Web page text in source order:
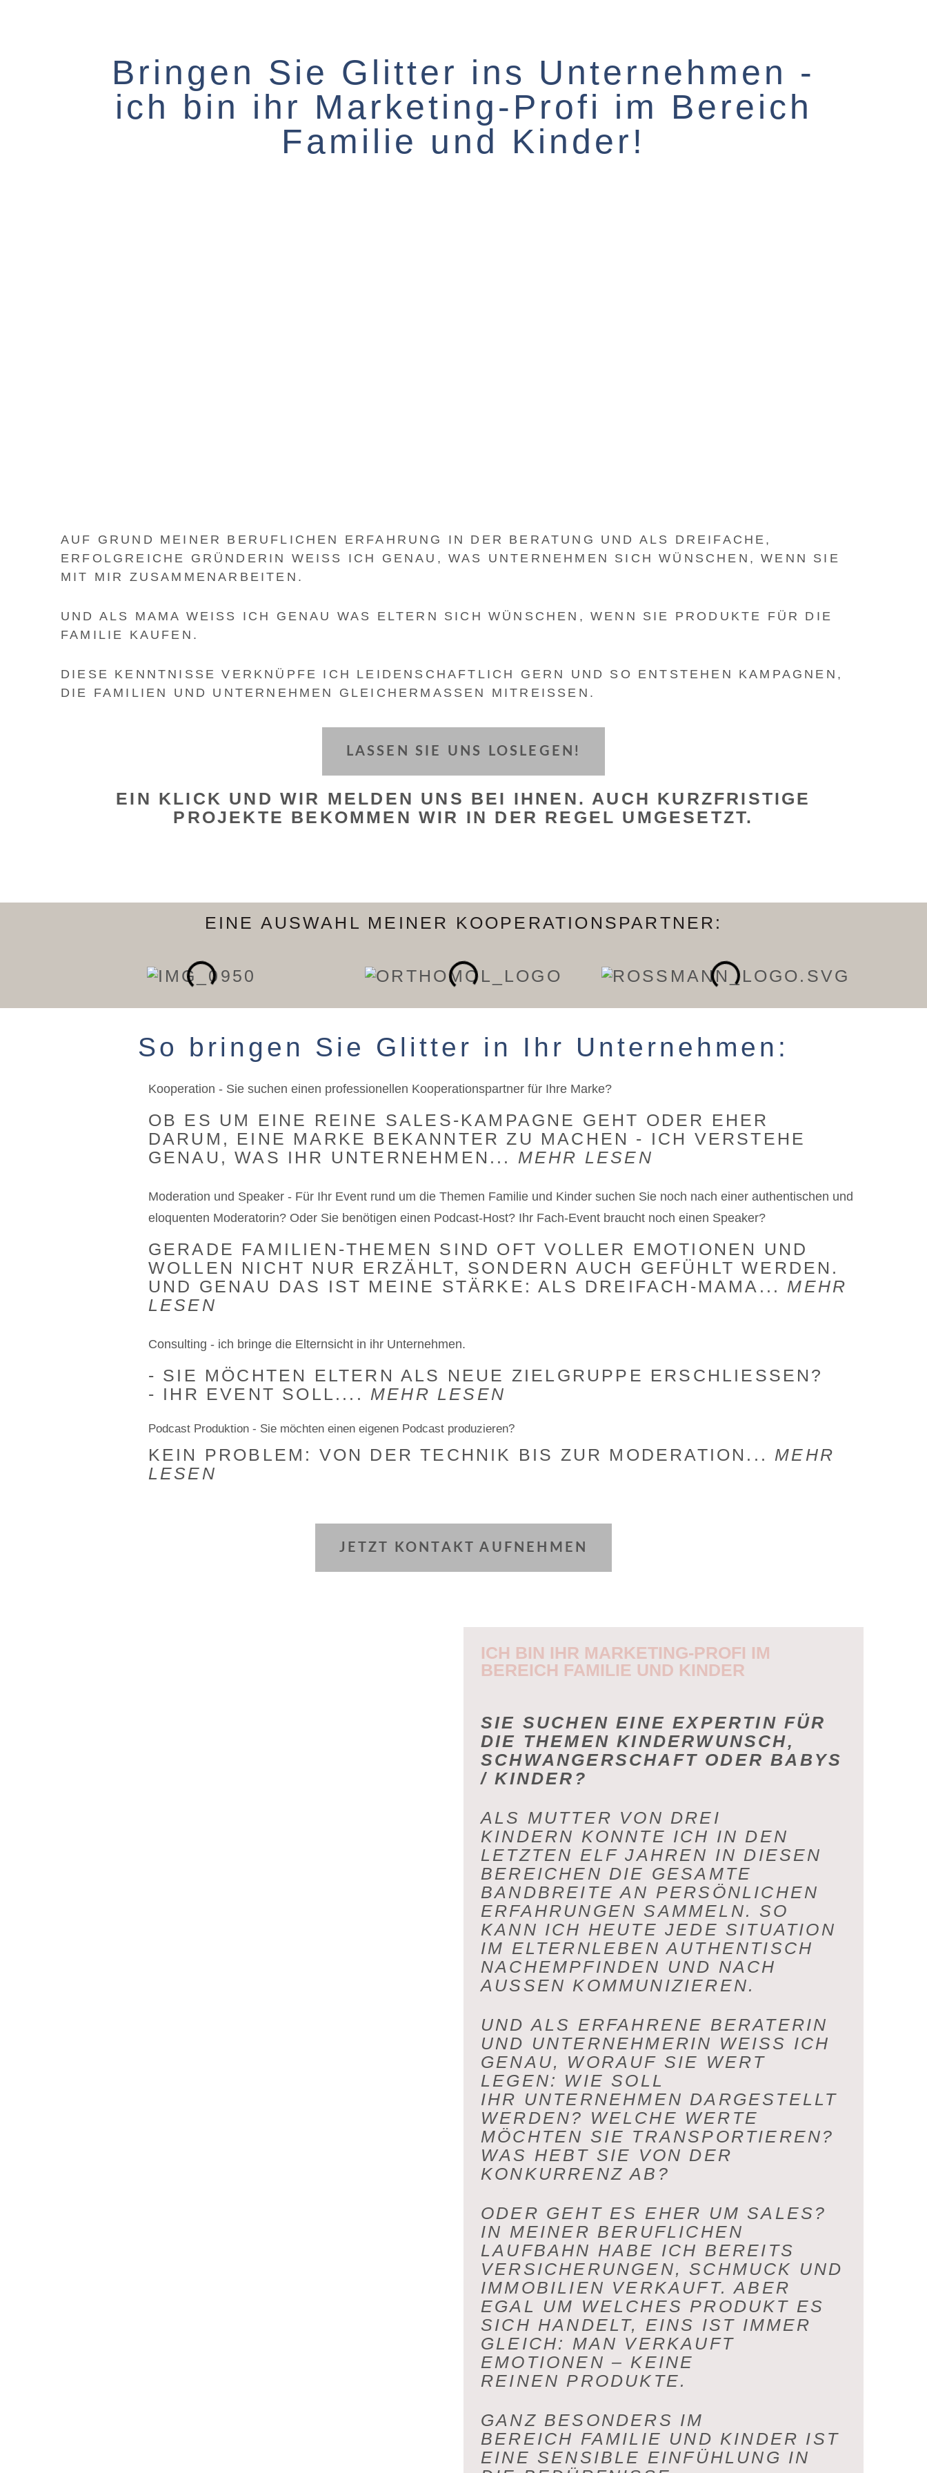
Bringen Sie Glitter ins Unternehmen -
ich bin ihr Marketing-Profi im Bereich
Familie und Kinder!
AUF GRUND MEINER BERUFLICHEN ERFAHRUNG IN DER BERATUNG UND ALS DREIFACHE,
ERFOLGREICHE GRÜNDERIN WEISS ICH GENAU, WAS UNTERNEHMEN SICH WÜNSCHEN, WENN SIE M
IT MIR ZUSAMMENARBEITEN.
UND ALS MAMA WEISS ICH GENAU WAS ELTERN SICH WÜNSCHEN, WENN SIE PRODUKTE FÜR DIE F
AMILIE KAUFEN.
DIESE KENNTNISSE VERKNÜPFE ICH LEIDENSCHAFTLICH GERN UND SO ENTSTEHEN KAMPAGNEN,
DIE FAMILIEN UND UNTERNEHMEN GLEICHERMASSEN MITREISSEN.
LASSEN SIE UNS LOSLEGEN!
EIN KLICK UND WIR MELDEN UNS BEI IHNEN. AUCH KURZFRISTIGE
PROJEKTE BEKOMMEN WIR IN DER REGEL UMGESETZT.
EINE AUSWAHL MEINER KOOPERATIONSPARTNER:
So bringen Sie Glitter in Ihr Unternehmen:
Kooperation - Sie suchen einen professionellen Kooperationspartner für Ihre Marke?
OB ES UM EINE REINE SALES-KAMPAGNE GEHT ODER EHER
DARUM, EINE MARKE BEKANNTER ZU MACHEN - ICH VERSTEHE
GENAU, WAS IHR UNTERNEHMEN... MEHR LESEN
Moderation und Speaker - Für Ihr Event rund um die Themen Familie und Kinder suchen Sie noch nach einer authentischen und
eloquenten Moderatorin? Oder Sie benötigen einen Podcast-Host? Ihr Fach-Event braucht noch einen Speaker?
GERADE FAMILIEN-THEMEN SIND OFT VOLLER EMOTIONEN UND
WOLLEN NICHT NUR ERZÄHLT, SONDERN AUCH GEFÜHLT WERDEN.
UND GENAU DAS IST MEINE STÄRKE: ALS DREIFACH-MAMA... MEHR
LESEN
Consulting - ich bringe die Elternsicht in ihr Unternehmen.
- SIE MÖCHTEN ELTERN ALS NEUE ZIELGRUPPE ERSCHLIESSEN?
- IHR EVENT SOLL.... MEHR LESEN
Podcast Produktion - Sie möchten einen eigenen Podcast produzieren?
KEIN PROBLEM: VON DER TECHNIK BIS ZUR MODERATION... MEHR
LESEN
JETZT KONTAKT AUFNEHMEN
ICH BIN IHR MARKETING-PROFI IM
BEREICH FAMILIE UND KINDER
SIE SUCHEN EINE EXPERTIN FÜR
DIE THEMEN KINDERWUNSCH,
SCHWANGERSCHAFT ODER BABYS
/ KINDER?
ALS MUTTER VON DREI
KINDERN KONNTE ICH IN DEN
LETZTEN ELF JAHREN IN DIESEN
BEREICHEN DIE GESAMTE
BANDBREITE AN PERSÖNLICHEN
ERFAHRUNGEN SAMMELN. SO
KANN ICH HEUTE JEDE SITUATION
IM ELTERNLEBEN AUTHENTISCH
NACHEMPFINDEN UND NACH
AUSSEN KOMMUNIZIEREN.
UND ALS ERFAHRENE BERATERIN
UND UNTERNEHMERIN WEISS ICH G
ENAU, WORAUF SIE WERT L
EGEN: WIE SOLL I
HR UNTERNEHMEN DARGESTELLT W
ERDEN? WELCHE WERTE M
ÖCHTEN SIE TRANSPORTIEREN? W
AS HEBT SIE VON DER K
ONKURRENZ AB?
ODER GEHT ES EHER UM SALES?
IN MEINER BERUFLICHEN
LAUFBAHN HABE ICH BEREITS
VERSICHERUNGEN, SCHMUCK UND
IMMOBILIEN VERKAUFT. ABER
EGAL UM WELCHES PRODUKT ES
SICH HANDELT, EINS IST IMMER
GLEICH: MAN VERKAUFT
EMOTIONEN – KEINE
REINEN PRODUKTE.
GANZ BESONDERS IM
BEREICH FAMILIE UND KINDER IST
EINE SENSIBLE EINFÜHLUNG IN